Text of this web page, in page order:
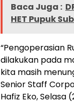
Baca Juga :
HET Pupuk
“Pengoperasian
dilakukan pada
kita masih
Senior Staff
Hafiz Eko, Selasa